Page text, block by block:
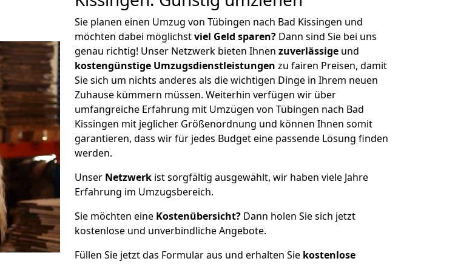
Sie planen einen Umzug von Tübingen nach Bad Kissingen und
möchten dabei möglichstviel Geld sparen? Dann sind Sie bei uns
genau richtig! Unser Netzwerk bieten Ihnen zuverlässige und
kostengünstige Umzugsdienstleistungen zu fairen Preisen, damit
Sie sich um nichts anderes als die wichtigen Dinge in Ihrem neuen
Zuhause kümmern müssen. Weiterhin verfügen wir über
umfangreiche Erfahrung mit Umzügen von Tübingen nach Bad
Kissingen mit jeglicher Größenordnung und können Ihnen somit
garantieren, dass wir für jedes Budget eine passende Lösung finden
werden.
Unser Netzwerk ist sorgfältig ausgewählt, wir haben viele Jahre
Erfahrung im Umzugsbereich.
Sie möchten eine Kostenübersicht? Dann holen Sie sich jetzt
kostenlose und unverbindliche Angebote.
Füllen Sie jetzt das Formular aus und erhalten Sie kostenlose